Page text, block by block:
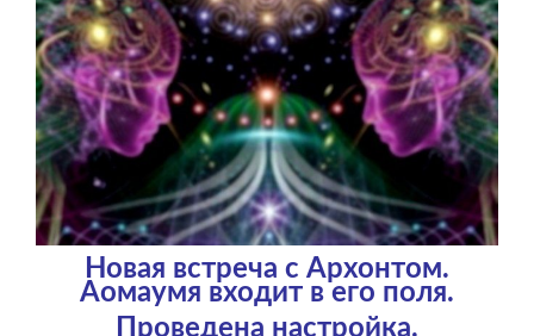
Новая встреча с Архонтом.
Аомаумя входит в его поля.
Проведена настройка.